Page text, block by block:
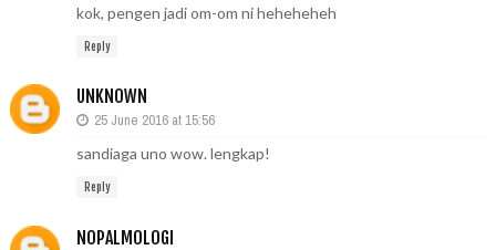
kok, pengen jadi om-om ni heheheheh
Reply
UNKNOWN
25 June 2016 at 15:56
sandiaga uno wow. lengkap!
Reply
NOPALMOLOGI